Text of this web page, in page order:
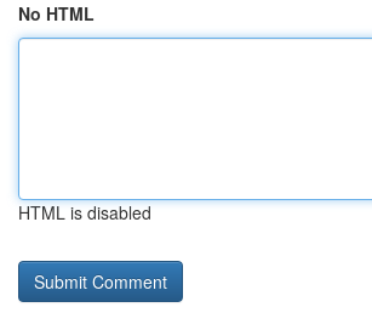
No HTML
HTML is disabled